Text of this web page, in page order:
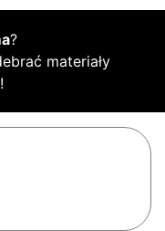
?
materiały